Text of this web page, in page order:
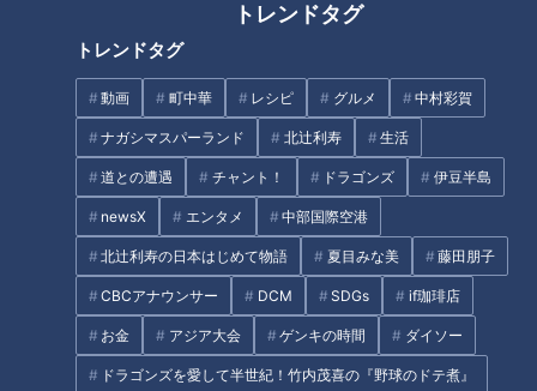
トレンドタグ
トレンドタグ
動画 町中華 レシピ グルメ 中村彩賀
ナガシマスパーランド 北辻利寿 生活
道との遭遇 チャント！ ドラゴンズ 伊豆半島
newsX エンタメ 中部国際空港
北辻利寿の日本はじめて物語 夏目みな美 藤田朋子
CBCアナウンサー DCM SDGs if珈琲店
お金 アジア大会 ゲンキの時間 ダイソー
ドラゴンズを愛して半世紀！竹内茂喜の『野球のドテ煮』
好感度アップ間違いなし！テレ
ビ局ヘアメイク直伝のアイシャ
ドウの選び方
グラドル・三田悠貴がレンコン
尽くし料理に舌鼓！軽トラで愛
知一周を目指す自炊旅
タグ
me:tone メイク
オススメ関連コンテンツ